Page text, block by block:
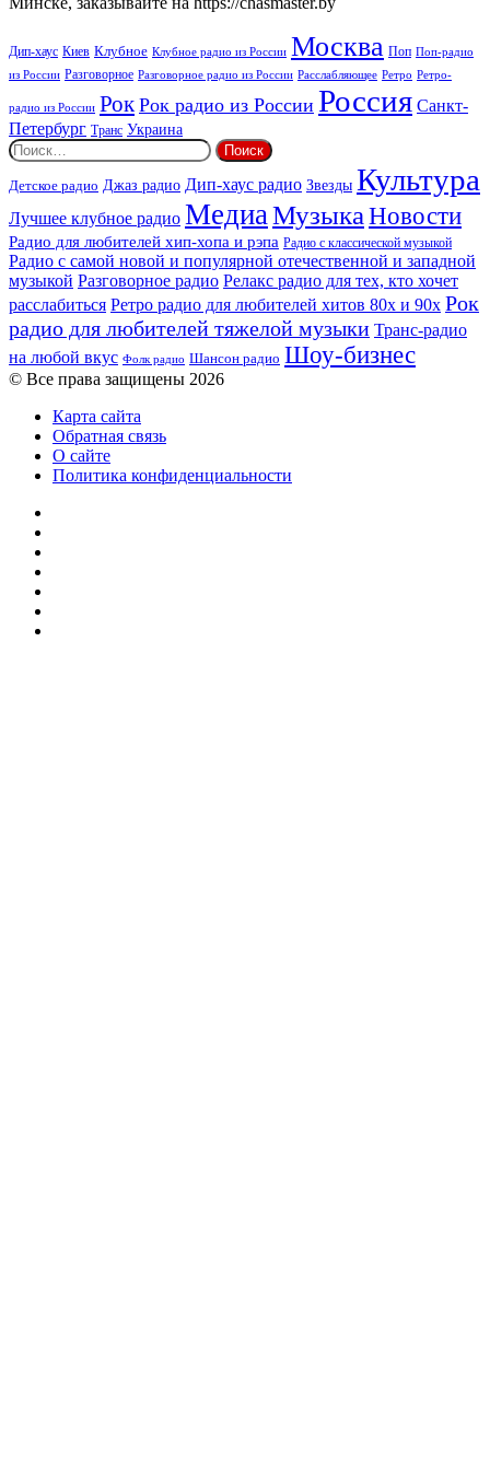
Дип-хаус Киев Клубное Клубное радио из России Москва Поп Поп-радио
из России Разговорное Разговорное радио из России Расслабляющее Ретро Ретро-
радио из России Рок Рок радио из России Россия Санкт-
Петербург Транс Украина
Найти:
Детское радио Джаз радио Дип-хаус радио Звезды Культура
Лучшее клубное радио МедиаМузыкаНовости
Радио для любителей хип-хопа и рэпа Радио с классической музыкой
Радио с самой новой и популярной отечественной и западной
музыкой Разговорное радио Релакс радио для тех, кто хочет
расслабиться Ретро радио для любителей хитов 80х и 90х Рок
радио для любителей тяжелой музыки Транс-радио
на любой вкус Фолк радио Шансон радио Шоу-бизнес
© Все права защищены 2026
Карта сайта
Обратная связь
О сайте
Политика конфиденциальности